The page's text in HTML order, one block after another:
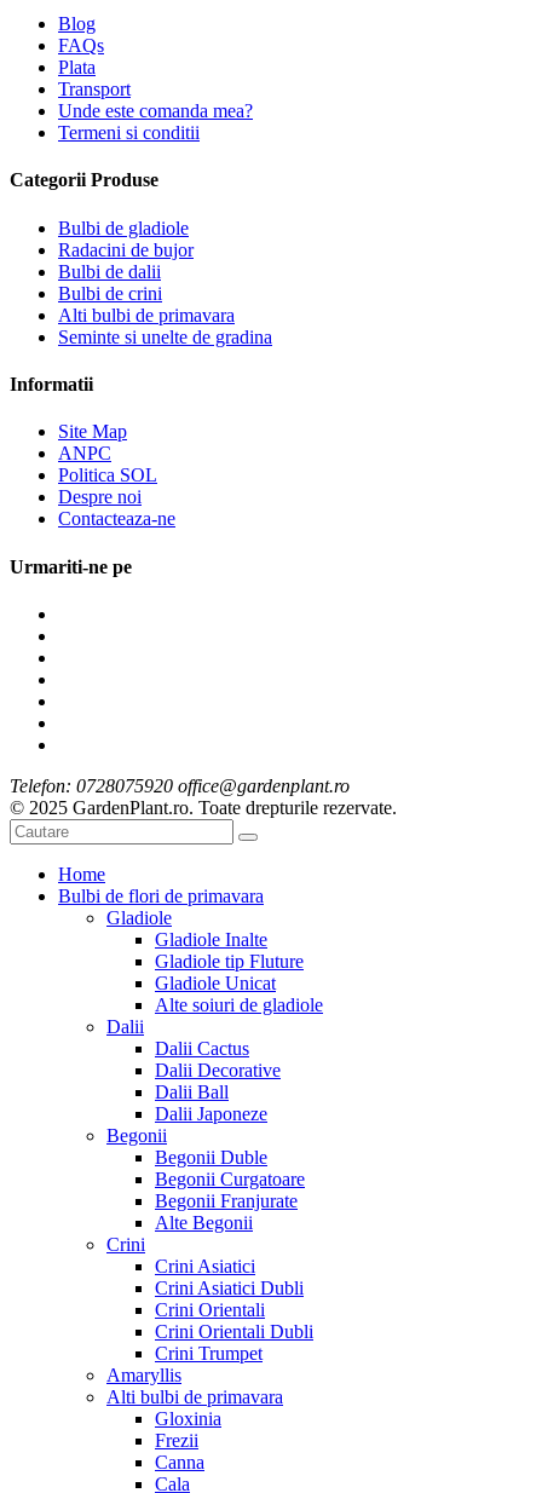
Blog
FAQs
Plata
Transport
Unde este comanda mea?
Termeni si conditii
Categorii Produse
Bulbi de gladiole
Radacini de bujor
Bulbi de dalii
Bulbi de crini
Alti bulbi de primavara
Seminte si unelte de gradina
Informatii
Site Map
ANPC
Politica SOL
Despre noi
Contacteaza-ne
Urmariti-ne pe
Telefon: 0728075920 office@gardenplant.ro
© 2025 GardenPlant.ro. Toate drepturile rezervate.
Home
Bulbi de flori de primavara
Gladiole
Gladiole Inalte
Gladiole tip Fluture
Gladiole Unicat
Alte soiuri de gladiole
Dalii
Dalii Cactus
Dalii Decorative
Dalii Ball
Dalii Japoneze
Begonii
Begonii Duble
Begonii Curgatoare
Begonii Franjurate
Alte Begonii
Crini
Crini Asiatici
Crini Asiatici Dubli
Crini Orientali
Crini Orientali Dubli
Crini Trumpet
Amaryllis
Alti bulbi de primavara
Gloxinia
Frezii
Canna
Cala